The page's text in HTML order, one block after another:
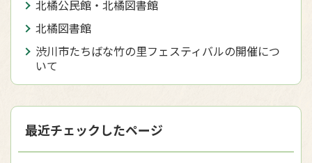
北橘公民館・北橘図書館
北橘図書館
渋川市たちばな竹の里フェスティバルの開催につ
いて
最近チェックしたページ